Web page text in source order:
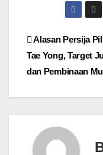
Navigasi
pos
Alasan Persija
Tae Yong, Target
dan Pembinaan